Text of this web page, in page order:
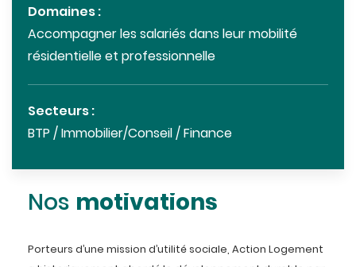
Domaines :
Accompagner les salariés dans leur mobilité
résidentielle et professionnelle
Secteurs :
BTP / Immobilier/Conseil / Finance
Nos motivations
Porteurs d’une mission d’utilité sociale, Action Logement